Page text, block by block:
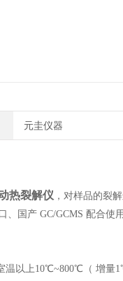
元圭仪器
热裂解仪 ，对样品的裂
、国产 GC/GCMS 配合使用
温以上10℃~800℃（ 增量